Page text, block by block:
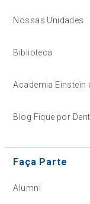
Nossas Unidades
Biblioteca
Academia Einstein
Blog Fique por
Faça Parte
Alumni